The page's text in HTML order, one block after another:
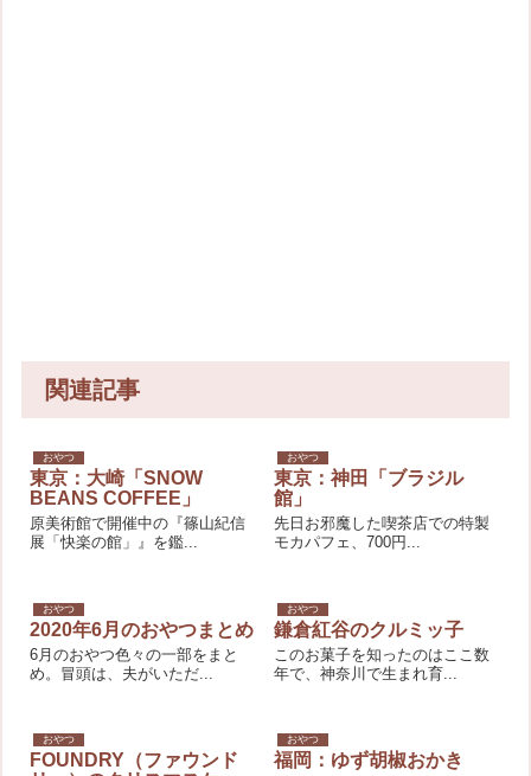
関連記事
おやつ
東京：大崎「SNOW
BEANS COFFEE」
原美術館で開催中の『篠山紀信
展「快楽の館」』を鑑...
おやつ
東京：神田「ブラジル
館」
先日お邪魔した喫茶店での特製
モカパフェ、700円...
おやつ
2020年6月のおやつまとめ
6月のおやつ色々の一部をまと
め。冒頭は、夫がいただ...
おやつ
鎌倉紅谷のクルミッ子
このお菓子を知ったのはここ数
年で、神奈川で生まれ育...
おやつ
FOUNDRY（ファウンド
おやつ
福岡：ゆず胡椒おかき